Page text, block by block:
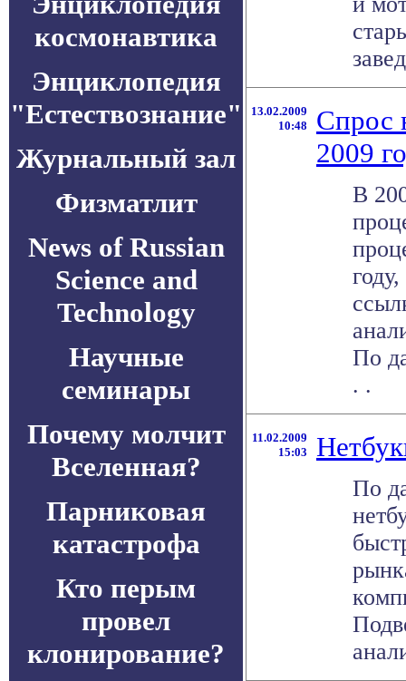
космонавтика
Энциклопедия
"Естествознание"
Журнальный зал
Физматлит
News of Russian
Science and
Technology
Научные
семинары
Почему молчит
Вселенная?
Парниковая
катастрофа
Кто перым
провел
клонирование?
13.02.2009
10:48
Спрос
2009
В
По
. .
11.02.2009
15:03
По